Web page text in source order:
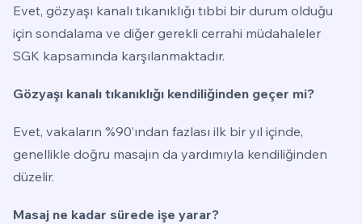
Evet, gözyaşı kanalı tıkanıklığı tıbbi bir durum olduğu
için sondalama ve diğer gerekli cerrahi müdahaleler
SGK kapsamında karşılanmaktadır.
Gözyaşı kanalı tıkanıklığı kendiliğinden geçer mi?
Evet, vakaların %90’ından fazlası ilk bir yıl içinde,
genellikle doğru masajın da yardımıyla kendiliğinden
düzelir.
Masaj ne kadar sürede işe yarar?